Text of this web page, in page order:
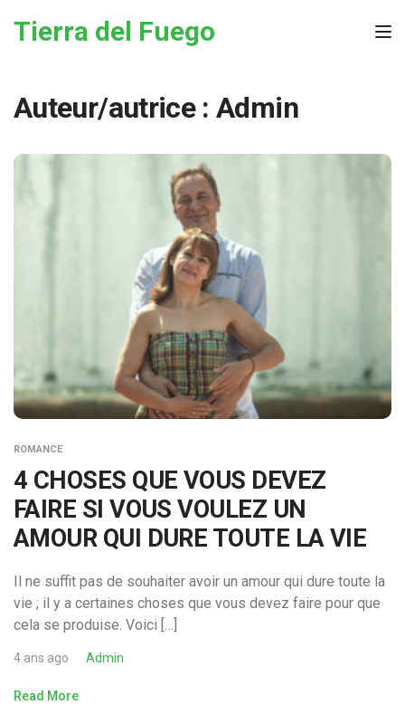
Tierra del Fuego
Auteur/autrice :Admin
ROMANCE
4 CHOSES QUE VOUS DEVEZ
FAIRE SI VOUS VOULEZ UN
AMOUR QUI DURE TOUTE LA VIE
Il ne suffit pas de souhaiter avoir un amour qui dure toute la
vie ; il y a certaines choses que vous devez faire pour que
cela se produise. Voici […]
4 ans ago Admin
Read More